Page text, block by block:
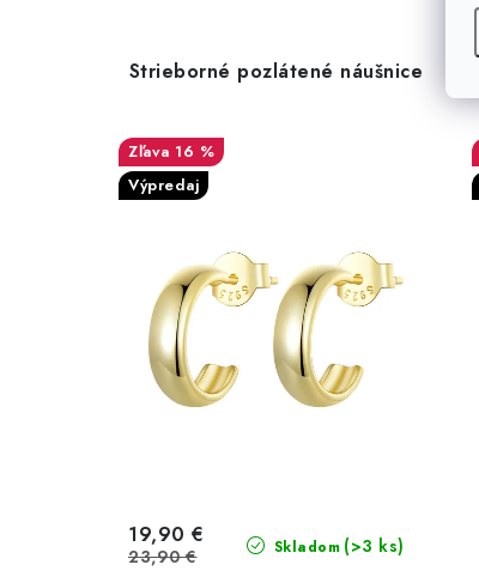
Strieborné pozlátené náušnice
16 %
Výpredaj
Skladom (>3 ks)
19,90 €
23,90 €